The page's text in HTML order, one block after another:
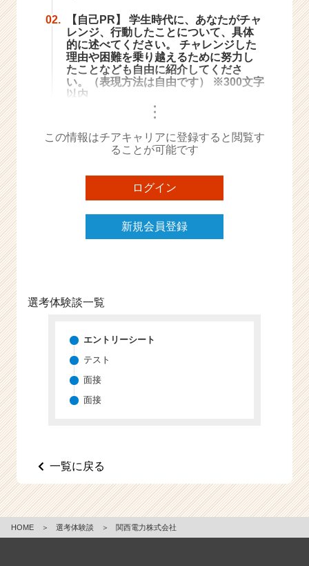
r）
02.
【自己PR】 学生時代に、あなたがチャ
レンジ、行動したことについて、具体
的に述べてください。 チャレンジした
理由や困難を乗り越えるために努力し
たことなども自由に紹介してくださ
い。（表現方法は自由です） ※300文字
以内
・・・
この情報はチアキャリアに登録すると閲覧す
ることが可能です
ログイン
新規会員登録
選考体験談一覧
エントリーシート
テスト
面接
面接
一覧に戻る
HOME ＞ 選考体験談 ＞ 関西電力株式会社